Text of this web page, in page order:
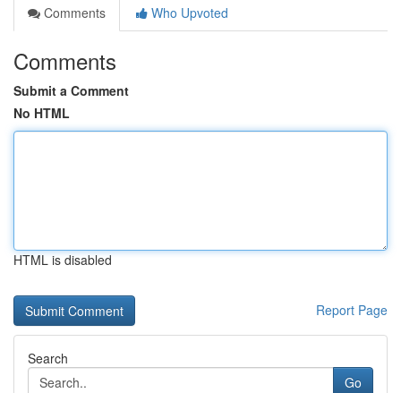
Comments
Who Upvoted
Comments
Submit a Comment
No HTML
HTML is disabled
Report Page
Search
Go